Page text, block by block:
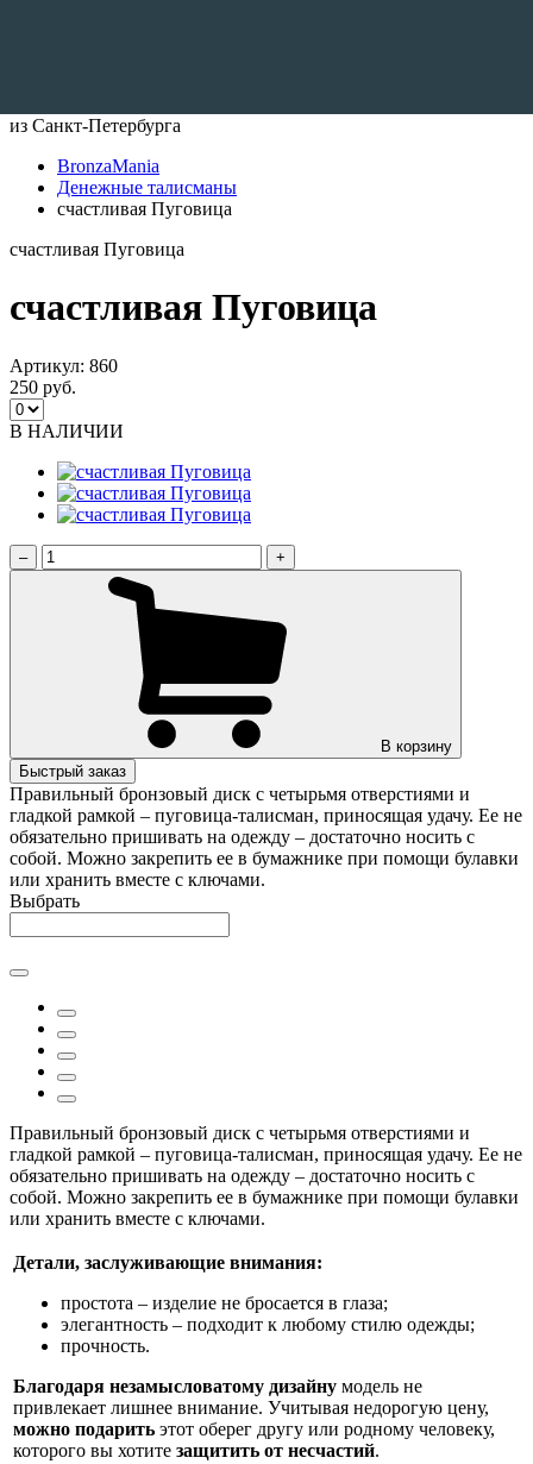
из Санкт-Петербурга
BronzaMania
Денежные талисманы
счастливая Пуговица
счастливая Пуговица
счастливая Пуговица
Артикул: 860
250 руб.
В НАЛИЧИИ
– +
В корзину
Быстрый заказ
Правильный бронзовый диск с четырьмя отверстиями и
гладкой рамкой – пуговица-талисман, приносящая удачу. Ее не
обязательно пришивать на одежду – достаточно носить с
собой. Можно закрепить ее в бумажнике при помощи булавки
или хранить вместе с ключами.
Выбрать
Правильный бронзовый диск с четырьмя отверстиями и
гладкой рамкой – пуговица-талисман, приносящая удачу. Ее не
обязательно пришивать на одежду – достаточно носить с
собой. Можно закрепить ее в бумажнике при помощи булавки
или хранить вместе с ключами.
Детали, заслуживающие внимания:
простота – изделие не бросается в глаза;
элегантность – подходит к любому стилю одежды;
прочность.
Благодаря незамысловатому дизайну модель не
привлекает лишнее внимание. Учитывая недорогую цену,
можно подарить этот оберег другу или родному человеку,
которого вы хотите защитить от несчастий.